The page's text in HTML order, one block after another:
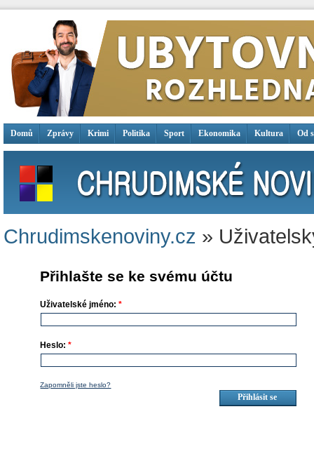
Domů Zprávy Krimi Politika Sport Ekonomika Kultura Od
Chrudimskenoviny.cz »
Přihlašte se ke svému účtu
Uživatelské jméno:*
Heslo:*
Zapomněli jste heslo?